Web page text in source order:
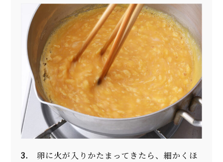
3.
卵に火が入りかたまってきたら、細かくほ